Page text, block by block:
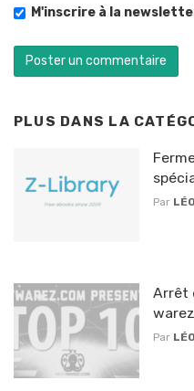
M'inscrire à la
PLUS DANS LA
Par LÉO
Arrêt
Par LÉO